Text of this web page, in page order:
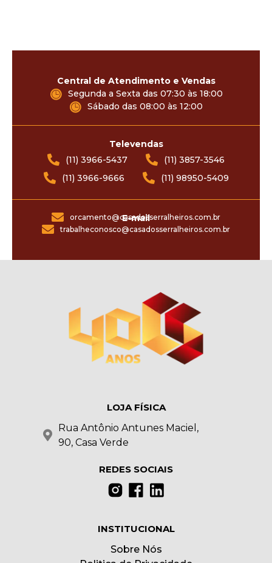
Central de Atendimento e Vendas
Segunda a Sexta das 07:30 às 18:00
Sábado das 08:00 às 12:00
Televendas
(11) 3966-5437
(11) 3857-3546
(11) 3966-9666
(11) 98950-5409
E-mail
orcamento@casadosserralheiros.com.br
trabalheconosco@casadosserralheiros.com.br
LOJA FÍSICA
Rua Antônio Antunes Maciel,
90, Casa Verde
REDES SOCIAIS
INSTITUCIONAL
Sobre Nós